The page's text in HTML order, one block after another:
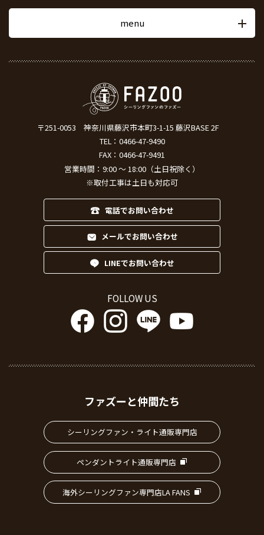
menu
〒251-0053
神奈川県藤沢市本町3-1-15 藤沢BASE 2F
TEL： 0466-47-9490
FAX：0466-47-9491
営業時間：9:00 ～ 18:00（土日祝除く）
※取付工事は土日も対応可
電話でお問い合わせ
メールでお問い合わせ
LINEでお問い合わせ
FOLLOW US
ファズーと仲間たち
シーリングファン・ライト通販専門店
ペンダントライト通販専門店
海外シーリングファン専門店LA FANS